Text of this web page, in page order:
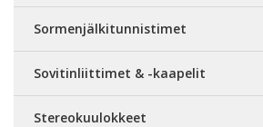
Sormenjälkitunnistimet
Sovitinliittimet & -kaapelit
Stereokuulokkeet